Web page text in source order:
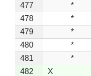
477
*
478
*
479
*
480
*
481
*
482
X